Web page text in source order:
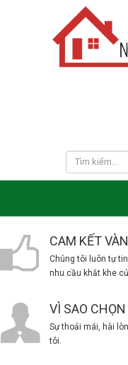
CAM KẾT
Chúng tôi luôn tự
nhu cầu khắt khe
VÌ SAO
Sự thoải mái, hài
tôi.